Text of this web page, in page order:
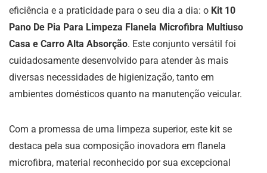
eficiência e a praticidade para o seu dia a dia: o Kit 10
Pano De Pia Para Limpeza Flanela Microfibra Multiuso
Casa e Carro Alta Absorção. Este conjunto versátil foi
cuidadosamente desenvolvido para atender às mais
diversas necessidades de higienização, tanto em
ambientes domésticos quanto na manutenção veicular.
Com a promessa de uma limpeza superior, este kit se
destaca pela sua composição inovadora em flanela
microfibra, material reconhecido por sua excepcional